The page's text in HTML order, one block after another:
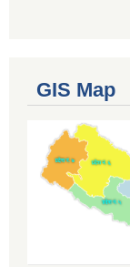
GIS Map